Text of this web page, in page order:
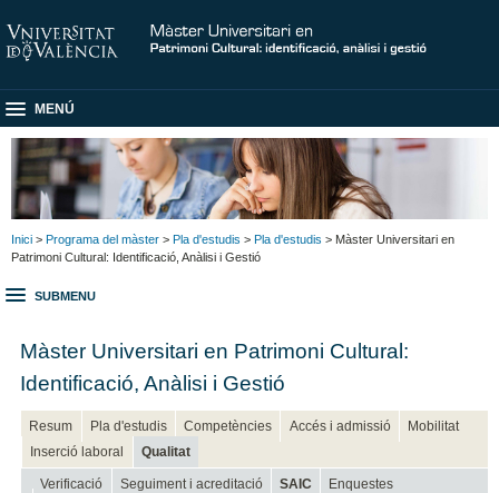
MENÚ
Inici > Programa del màster > Pla d'estudis > Pla d'estudis > Màster Universitari en
Patrimoni Cultural: Identificació, Anàlisi i Gestió
SUBMENU
Màster Universitari en Patrimoni Cultural:
Identificació, Anàlisi i Gestió
Resum Pla d'estudis Competències Accés i admissió
Mobilitat
Inserció laboral
Qualitat
Verificació Seguiment i acreditació SAIC
Enquestes